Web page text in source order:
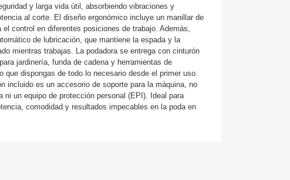
y larga vida útil, absorbiendo vibraciones y
al corte. El diseño ergonómico incluye un manillar de
control en diferentes posiciones de trabajo. Además,
de lubricación, que mantiene la espada y la
mientras trabajas. La podadora se entrega con cinturón
jardinería, funda de cadena y herramientas de
que dispongas de todo lo necesario desde el primer uso.
incluido es un accesorio de soporte para la máquina, no
ni un equipo de protección personal (EPI). Ideal para
comodidad y resultados impecables en la poda en